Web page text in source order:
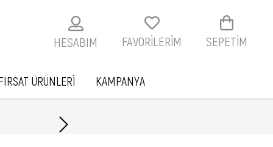
SEPETIM
FAVORİLERİM
HESABIM
ÜRÜNLERİ KAMPANYA